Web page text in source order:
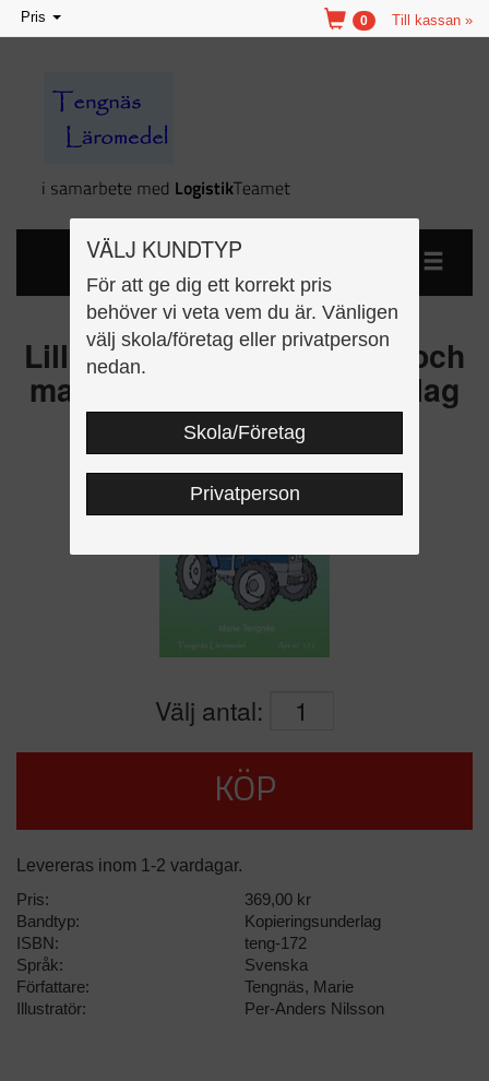
VÄLJ KUNDTYP
För att ge dig ett korrekt pris
behöver vi veta vem du är. Vänligen
välj skola/företag eller privatperson
nedan.
Skola/Företag
Privatperson
Toggle
navigation
Pris Till kassan »
0
Lilla skriv och lär - fordon och
maskiner kopieringsunderlag
Välj antal:
KÖP
Levereras inom 1-2 vardagar.
Pris:
369,00 kr
Bandtyp:
Kopieringsunderlag
ISBN:
teng-172
Språk:
Svenska
Författare:
Tengnäs, Marie
Illustratör:
Per-Anders Nilsson